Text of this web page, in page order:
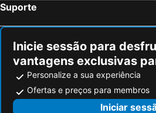
Suporte
Inicie sessão para
vantagens exclusivas
Personalize a sua experiência
Ofertas e preços para membros
Iniciar